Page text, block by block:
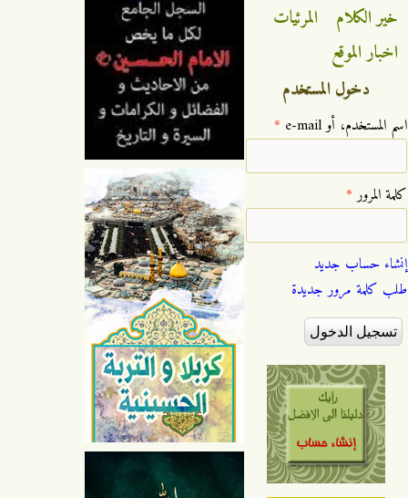
خير الكلام
المرئيات
اخبار الموقع
دخول المستخدم
‏اسم المستخدم، أو e-mail ‏ *
‏كلمة المرور ‏*
إنشاء حساب جديد
طلب كلمة مرور جديدة